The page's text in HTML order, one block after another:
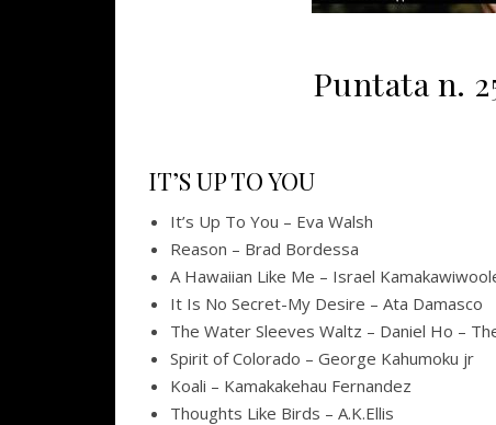
Puntata n.
IT’S UP TO YOU
It’s Up To You – Eva Walsh
Reason – Brad Bordessa
A Hawaiian Like Me – Israel
It Is No Secret-My Desire – Ata Damasco
The Water Sleeves Waltz – Daniel Ho –
Spirit of Colorado – George Kahumoku jr
Koali – Kamakakehau Fernandez
Thoughts Like Birds – A.K.Ellis